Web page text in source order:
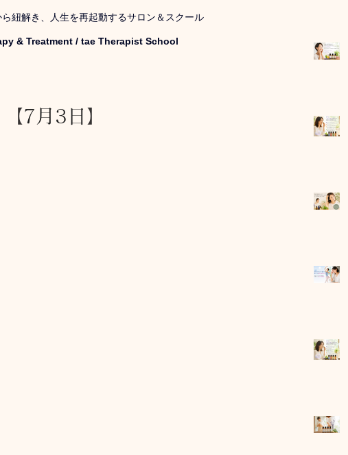
サロン お稽古 心に響く
プレナタル） taeAromaサロン
紐解き、人生を再起動するサロン＆スクール
& Treatment / tae Therapist School
【7月3日 】